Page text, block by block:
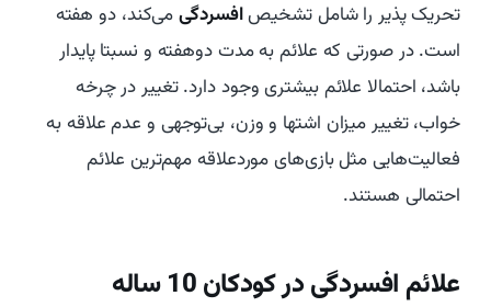
تحریک پذیر را شامل تشخیصافسردگیمی‌کند، دو هفته
است. در صورتی که علائم به مدت دوهفته و نسبتا پایدار
باشد، احتمالا علائم بیشتری وجود دارد. تغییر در چرخه
خواب، تغییر میزان اشتها و وزن، بی‌توجهی و عدم علاقه به
فعالیت‌هایی مثل بازی‌های موردعلاقه مهم‌ترین علائم
احتمالی هستند.
علائم افسردگی در کودکان 10 ساله